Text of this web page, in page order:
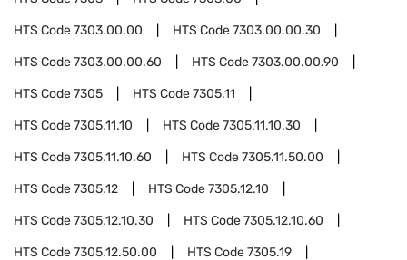
HTS Code7303.00.00 HTS Code7303.00.00.30
HTS Code7303.00.00.60 HTS Code7303.00.00.90
HTS Code7305 HTS Code7305.11
HTS Code7305.11.10 HTS Code7305.11.10.30
HTS Code7305.11.10.60 HTS Code7305.11.50.00
HTS Code7305.12 HTS Code7305.12.10
HTS Code7305.12.10.30 HTS Code7305.12.10.60
HTS Code7305.12.50.00 HTS Code7305.19